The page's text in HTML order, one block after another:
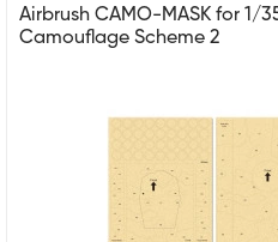
Airbrush CAMO-MASK for 1/
Camouflage Scheme 2